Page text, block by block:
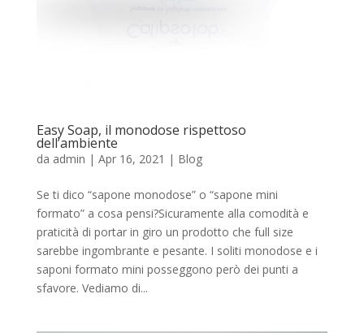
Easy Soap, il monodose rispettoso
dell’ambiente
da admin | Apr 16, 2021 | Blog
Se ti dico “sapone monodose” o “sapone mini
formato” a cosa pensi?Sicuramente alla comodità e
praticità di portar in giro un prodotto che full size
sarebbe ingombrante e pesante. I soliti monodose e i
saponi formato mini posseggono però dei punti a
sfavore. Vediamo di...